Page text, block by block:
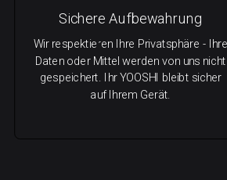
Sichere Aufbewahrung
Wir respektieren Ihre Privatsphäre - Ihre
Daten oder Mittel werden von uns nicht
gespeichert. Ihr YOOSHI bleibt sicher
auf Ihrem Gerät.